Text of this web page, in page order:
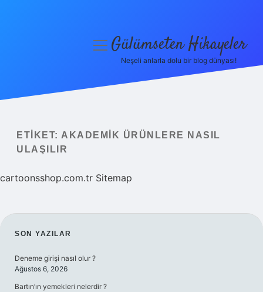
Yasal Uyarı
menüyüGülümseten Hikayeler
Neşeli anlarla dolu bir blog dünyası!
ETIKET: AKADEMIK ÜRÜNLERE NASIL
ULAŞILIR
cartoonsshop.com.tr Sitemap
SIDEBAR
SON YAZILAR
Deneme girişi nasıl olur ?
Ağustos 6, 2026
Bartın’ın yemekleri nelerdir ?